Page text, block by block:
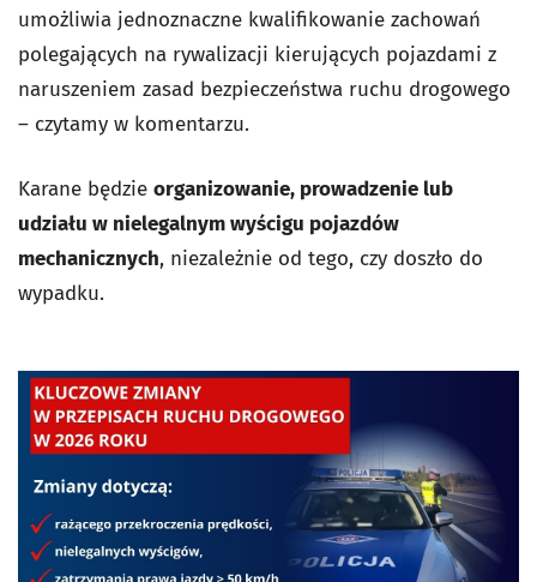
umożliwia jednoznaczne kwalifikowanie zachowań
polegających na rywalizacji kierujących pojazdami z
naruszeniem zasad bezpieczeństwa ruchu drogowego
– czytamy w komentarzu.
Karane będzie organizowanie, prowadzenie lub
udziału w nielegalnym wyścigu pojazdów
mechanicznych, niezależnie od tego, czy doszło do
wypadku.